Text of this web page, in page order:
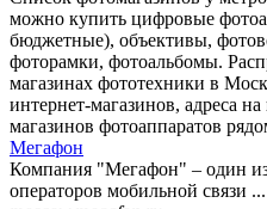
можно купить цифровые
бюджетные), объективы,
фоторамки, фотоальбомы.
магазинах фототехники в
интернет-магазинов, адреса
магазинов фотоаппаратов
Мегафон
Компания "Мегафон" – один
операторов мобильной связи ...